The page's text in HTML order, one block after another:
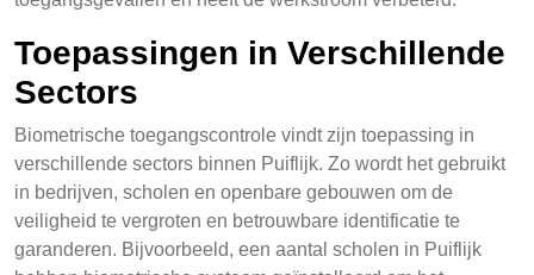
Toepassingen in Verschillende
Sectors
Biometrische toegangscontrole vindt zijn toepassing in
verschillende sectors binnen Puiflijk. Zo wordt het gebruikt
in bedrijven, scholen en openbare gebouwen om de
veiligheid te vergroten en betrouwbare identificatie te
garanderen. Bijvoorbeeld, een aantal scholen in Puiflijk